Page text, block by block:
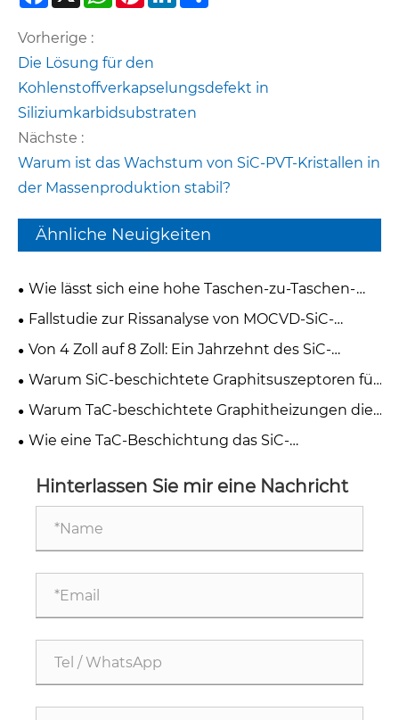
Vorherige :
Die Lösung für den
Kohlenstoffverkapselungsdefekt in
Siliziumkarbidsubstraten
Nächste :
Warum ist das Wachstum von SiC-PVT-Kristallen in
der Massenproduktion stabil?
Ähnliche Neuigkeiten
Wie lässt sich eine hohe Taschen-zu-Taschen-
Variation in Multi-Pocket-Silizium-Epitaxie-Graphit-
Fallstudie zur Rissanalyse von MOCVD-SiC-
beschichteten Graphit-Suszeptoren und zur
Von 4 Zoll auf 8 Zoll: Ein Jahrzehnt des SiC-
Halbleiterwachstums
Warum SiC-beschichtete Graphitsuszeptoren für
die Halbleiterepitaxie unerlässlich sind
Warum TaC-beschichtete Graphitheizungen die
Zukunft der GaN-MOCVD-Epitaxie darstellen
Wie eine TaC-Beschichtung das SiC-
verbessert
Hinterlassen Sie mir eine Nachricht